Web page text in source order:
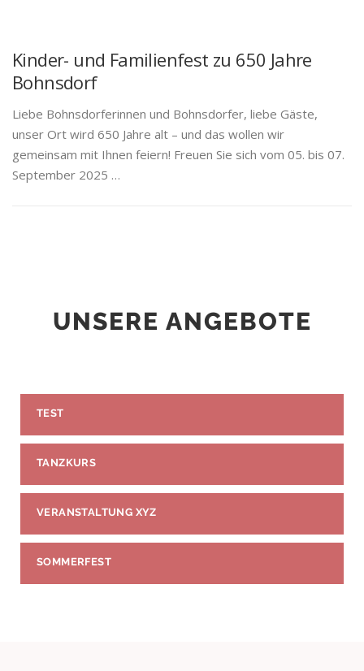
Kinder- und Familienfest zu 650 Jahre
Bohnsdorf
Liebe Bohnsdorferinnen und Bohnsdorfer, liebe Gäste,
unser Ort wird 650 Jahre alt – und das wollen wir
gemeinsam mit Ihnen feiern! Freuen Sie sich vom 05. bis 07.
September 2025 …
UNSERE ANGEBOTE
TEST
TANZKURS
VERANSTALTUNG XYZ
SOMMERFEST